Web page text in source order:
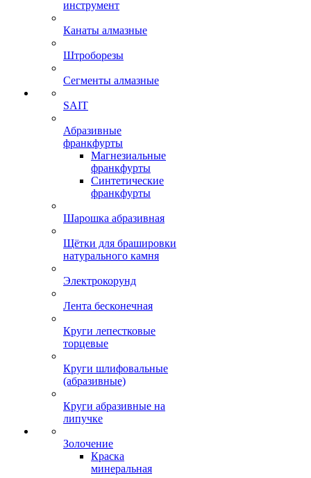
инструмент
Канаты алмазные
Штроборезы
Сегменты алмазные
SAIT
Абразивные
франкфурты
Магнезиальные
франкфурты
Синтетические
франкфурты
Шарошка абразивная
Щётки для брашировки
натурального камня
Электрокорунд
Лента бесконечная
Круги лепестковые
торцевые
Круги шлифовальные
(абразивные)
Круги абразивные на
липучке
Золочение
Краска
минеральная